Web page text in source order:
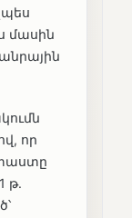
մասին
որ
թ.